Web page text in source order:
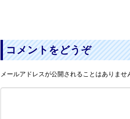
コメントをどうぞ
メールアドレスが公開されることはありませ